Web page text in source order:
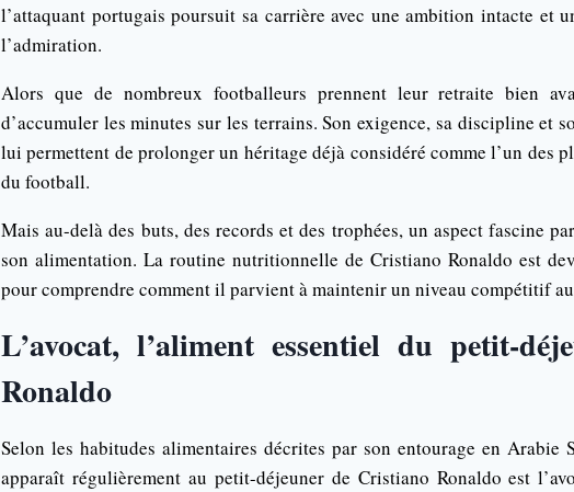
l’attaquant portugais poursuit sa carrière avec une ambition intacte et
l’admiration.
Alors que de nombreux footballeurs prennent leur retraite bien
d’accumuler les minutes sur les terrains. Son exigence, sa discipline et
lui permettent de prolonger un héritage déjà considéré comme l’un des
du football.
Mais au-delà des buts, des records et des trophées, un aspect fascine
son alimentation. La routine nutritionnelle de Cristiano Ronaldo est
pour comprendre comment il parvient à maintenir un niveau compétitif
L’avocat, l’aliment essentiel du petit-
Ronaldo
Selon les habitudes alimentaires décrites par son entourage en Arabie
apparaît régulièrement au petit-déjeuner de Cristiano Ronaldo est